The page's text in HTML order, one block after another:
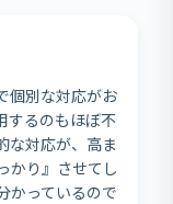
個別な対応がお
するのもほぼ不
な対応が、高ま
かり』させてし
かっているので